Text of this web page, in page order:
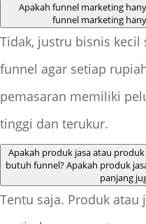
Apakah funnel marketing
funnel marketing
Tidak, justru bisnis
funnel agar setiap
pemasaran memiliki
tinggi dan terukur.
Apakah produk jasa atau
butuh funnel?Apakah produk
panjang
Tentu saja. Produk atau